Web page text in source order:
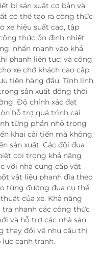
bị sản xuất cơ bản và
có thể tạo ra công thức
xe hiệu suất cao, tập
thức ổn định nhiệt
nhấn mạnh vào khả
phanh liên tục; và công
xe chở khách cao cấp,
tiên hàng đầu. Tính linh
sản xuất đồng thời
Độ chính xác đạt
hỗ trợ quá trình cải
từng phần nhỏ trong
khai cải tiến mà không
sản xuất. Các đội đua
coi trọng khả năng
với nhà cung cấp vật
vật liệu phanh đĩa theo
từng đường đua cụ thể,
của xe. Khả năng
nhanh các công thức
và hỗ trợ các nhà sản
thay đổi về nhu cầu thị
cạnh tranh.